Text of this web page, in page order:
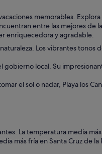
memorables.
entre las mejores de
enriquecedora y agradable.
Los vibrantes tonos
gobierno local. Su
el sol o nadar, Playa los
La temperatura media
más fría en Santa Cruz de la